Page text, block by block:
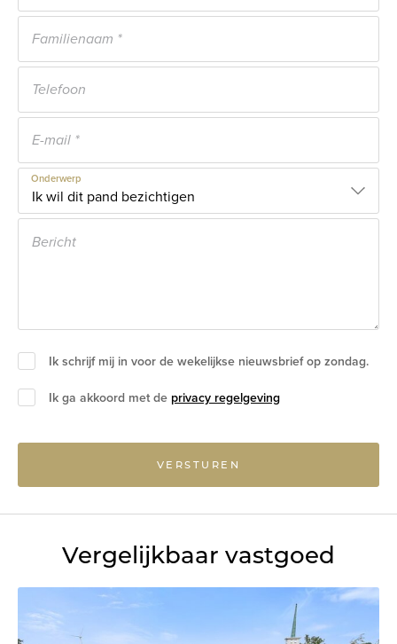
Onderwerp
Ik schrijf mij in voor de wekelijkse nieuwsbrief op zondag.
Ik ga akkoord met de privacy regelgeving
VERSTUREN
Vergelijkbaar vastgoed